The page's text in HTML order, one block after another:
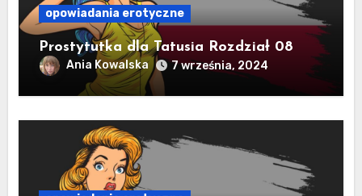
opowiadania erotyczne
Prostytutka dla Tatusia Rozdział 08
Ania Kowalska 7 września, 2024